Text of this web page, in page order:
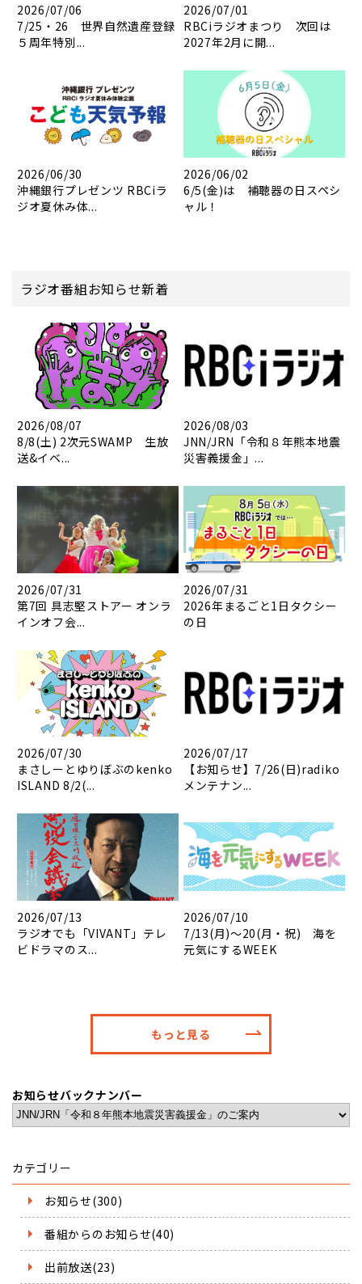
2026/07/06
7/25・26 世界自然遺産登録
５周年特別...
2026/07/01
RBCiラジオまつり 次回は
2027年2月に開...
2026/06/30
沖縄銀行プレゼンツ RBCiラ
ジオ夏休み体...
2026/06/02
6/5(金)は 補聴器の日スペシ
ャル！
ラジオ番組お知らせ新着
2026/08/07
8/8(土) 2次元SWAMP 生放
送&イベ...
2026/08/03
JNN/JRN「令和８年熊本地震
災害義援金」...
2026/07/31
第7回 具志堅ストアー オンラ
インオフ会...
2026/07/31
2026年まるごと1日タクシー
の日
2026/07/30
まさしーとゆりぼぶのkenko
ISLAND 8/2(...
2026/07/17
【お知らせ】7/26(日)radiko
メンテナン...
2026/07/13
ラジオでも「VIVANT」テレ
ビドラマのス...
2026/07/10
7/13(月)～20(月・祝) 海を
元気にするWEEK
もっと見る
お知らせバックナンバー
カテゴリー
お知らせ(300)
番組からのお知らせ(40)
出前放送(23)